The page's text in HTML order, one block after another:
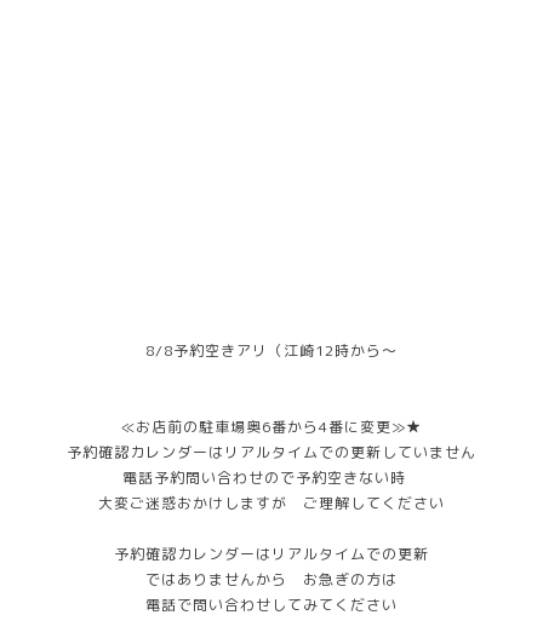
8/8予約空きアリ（江崎12時から～
≪お店前の駐車場奥6番から4番に変更≫★
予約確認カレンダーはリアルタイムでの更新していません
電話予約問い合わせので予約空きない時
大変ご迷惑おかけしますが ご理解してください
予約確認カレンダーはリアルタイムでの更新
ではありませんから お急ぎの方は
電話で問い合わせしてみてください